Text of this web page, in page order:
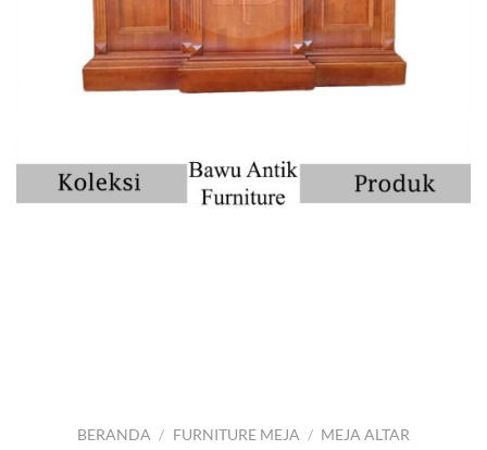
BERANDA / FURNITURE MEJA / MEJA ALTAR